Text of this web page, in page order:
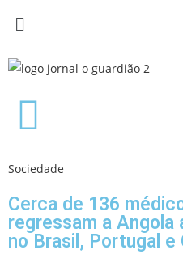
Sociedade
Cerca de 136
regressam a Angola
no Brasil, Portugal e